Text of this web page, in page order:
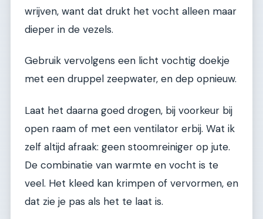
wrijven, want dat drukt het vocht alleen maar
dieper in de vezels.
Gebruik vervolgens een licht vochtig doekje
met een druppel zeepwater, en dep opnieuw.
Laat het daarna goed drogen, bij voorkeur bij
open raam of met een ventilator erbij. Wat ik
zelf altijd afraak: geen stoomreiniger op jute.
De combinatie van warmte en vocht is te
veel. Het kleed kan krimpen of vervormen, en
dat zie je pas als het te laat is.